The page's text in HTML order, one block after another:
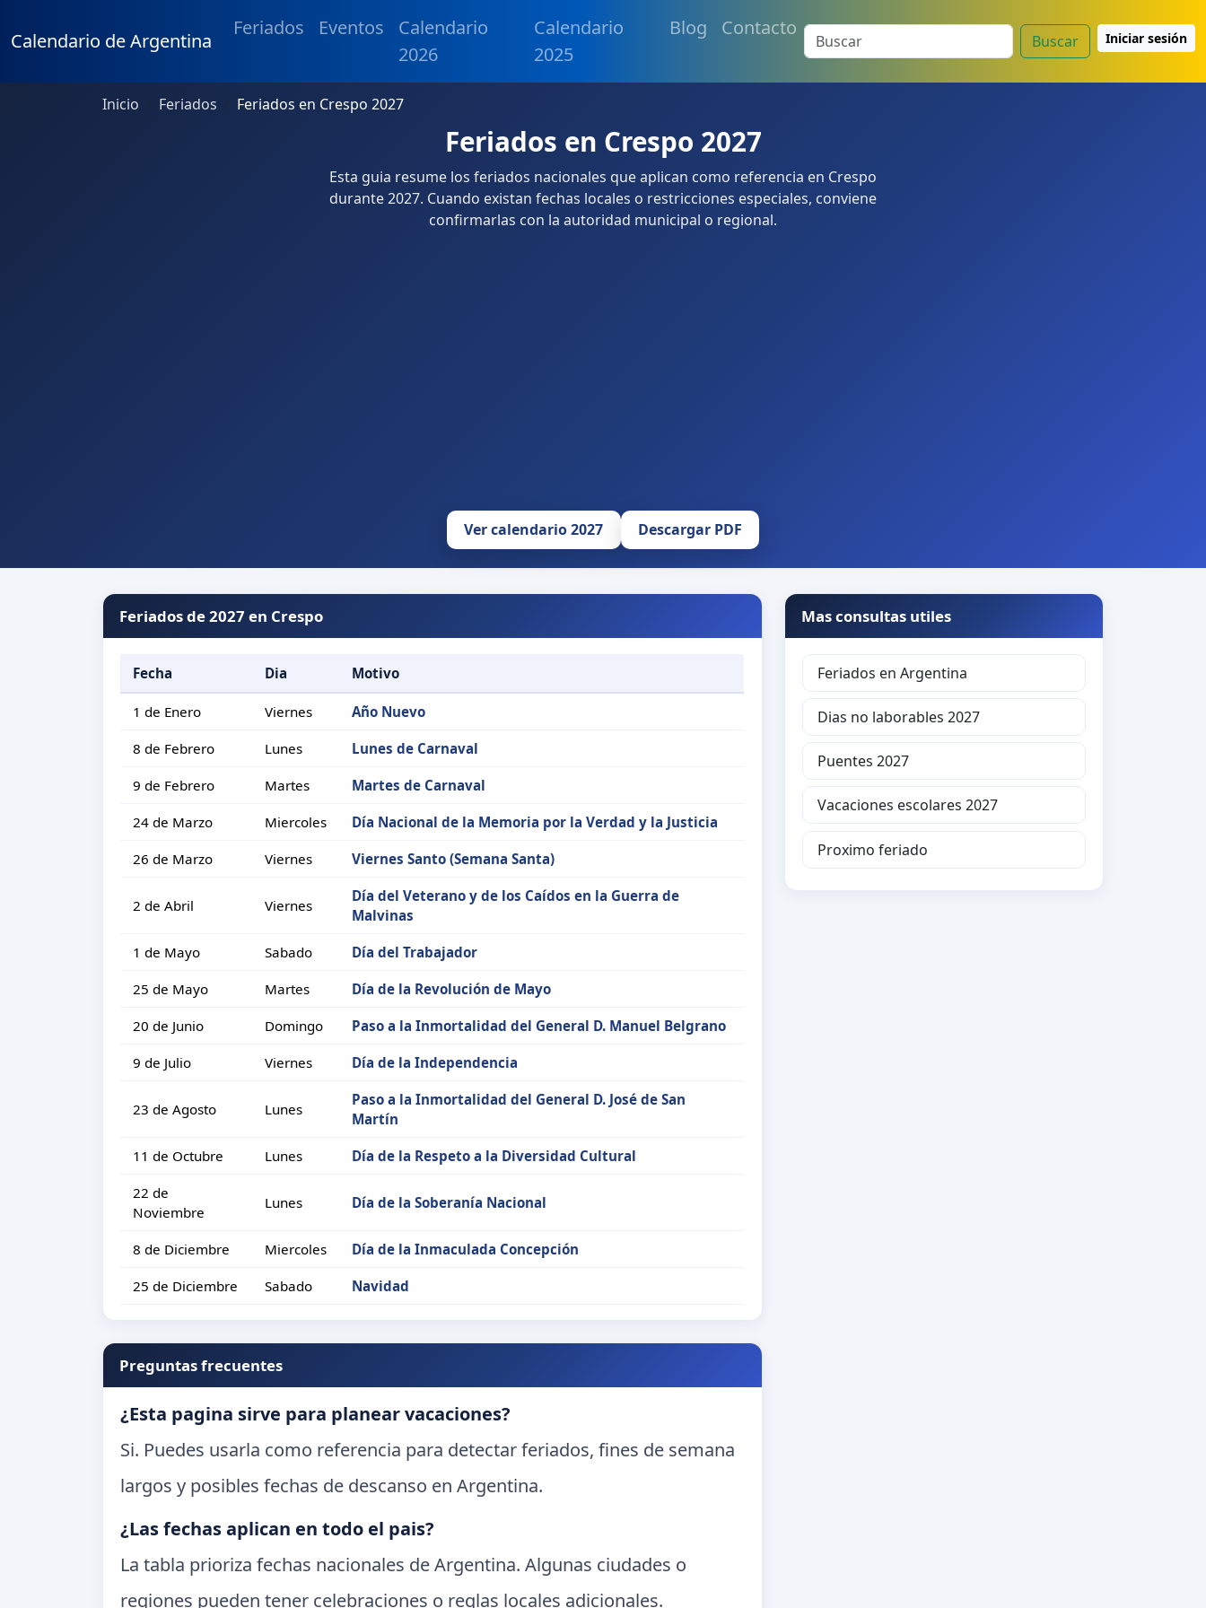
Calendario de Argentina
Feriados Eventos
Calendario
2026
Calendario
2025
Blog Contacto
Buscar Iniciar sesión
Inicio Feriados Feriados en Crespo 2027
Feriados en Crespo 2027
Esta guia resume los feriados nacionales que aplican como referencia en Crespo
durante 2027. Cuando existan fechas locales o restricciones especiales, conviene
confirmarlas con la autoridad municipal o regional.
Ver calendario 2027 Descargar PDF
Feriados de 2027 en Crespo
Fecha Dia Motivo
1 de Enero Viernes Año Nuevo
8 de Febrero Lunes Lunes de Carnaval
9 de Febrero Martes Martes de Carnaval
24 de Marzo Miercoles Día Nacional de la Memoria por la Verdad y la Justicia
26 de Marzo Viernes Viernes Santo (Semana Santa)
2 de Abril Viernes
Día del Veterano y de los Caídos en la Guerra de
Malvinas
1 de Mayo Sabado Día del Trabajador
25 de Mayo Martes Día de la Revolución de Mayo
20 de Junio Domingo Paso a la Inmortalidad del General D. Manuel Belgrano
9 de Julio Viernes Día de la Independencia
23 de Agosto Lunes
Paso a la Inmortalidad del General D. José de San
Martín
11 de Octubre Lunes Día de la Respeto a la Diversidad Cultural
22 de
Noviembre
Lunes Día de la Soberanía Nacional
8 de Diciembre Miercoles Día de la Inmaculada Concepción
25 de Diciembre Sabado Navidad
Preguntas frecuentes
¿Esta pagina sirve para planear vacaciones?
Si. Puedes usarla como referencia para detectar feriados, fines de semana
largos y posibles fechas de descanso en Argentina.
¿Las fechas aplican en todo el pais?
La tabla prioriza fechas nacionales de Argentina. Algunas ciudades o
regiones pueden tener celebraciones o reglas locales adicionales.
Mas consultas utiles
Feriados en Argentina
Dias no laborables 2027
Puentes 2027
Vacaciones escolares 2027
Proximo feriado